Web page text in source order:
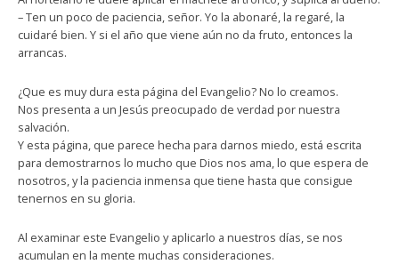
– Ten un poco de paciencia, señor. Yo la abonaré, la regaré, la
cuidaré bien. Y si el año que viene aún no da fruto, entonces la
arrancas.
¿Que es muy dura esta página del Evangelio? No lo creamos.
Nos presenta a un Jesús preocupado de verdad por nuestra
salvación.
Y esta página, que parece hecha para darnos miedo, está escrita
para demostrarnos lo mucho que Dios nos ama, lo que espera de
nosotros, y la paciencia inmensa que tiene hasta que consigue
tenernos en su gloria.
Al examinar este Evangelio y aplicarlo a nuestros días, se nos
acumulan en la mente muchas consideraciones.